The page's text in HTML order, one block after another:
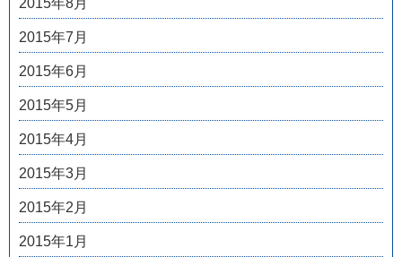
2015年8月
2015年7月
2015年6月
2015年5月
2015年4月
2015年3月
2015年2月
2015年1月